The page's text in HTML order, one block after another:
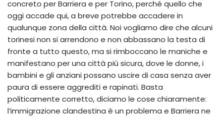
concreto per Barriera e per Torino, perché quello che
oggi accade qui, a breve potrebbe accadere in
qualunque zona della città. Noi vogliamo dire che alcuni
torinesi non si arrendono e non abbassano la testa di
fronte a tutto questo, ma si rimboccano le maniche e
manifestano per una città più sicura, dove le donne, i
bambini e gli anziani possano uscire di casa senza aver
paura di essere aggrediti e rapinati. Basta
politicamente corretto, diciamo le cose chiaramente:
l’immigrazione clandestina è un problema e Barriera ne